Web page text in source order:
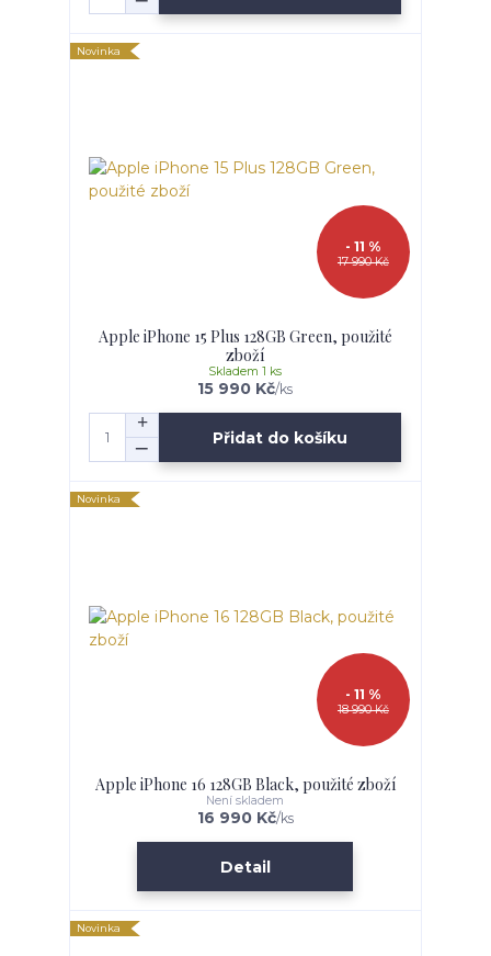
Novinka
17 990 Kč
- 11 %
Apple iPhone 15 Plus 128GB Green, použité
zboží
15 990 Kč/ks
Skladem 1 ks
Přidat do košíku
Novinka
18 990 Kč
- 11 %
Apple iPhone 16 128GB Black, použité zboží
16 990 Kč/ks
Není skladem
Detail
Novinka